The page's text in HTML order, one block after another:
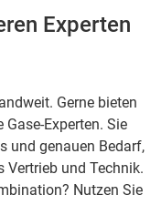
Experten
Gerne bieten
Gase-Experten. Sie
und genauen Bedarf,
Vertrieb und Technik.
Nutzen Sie